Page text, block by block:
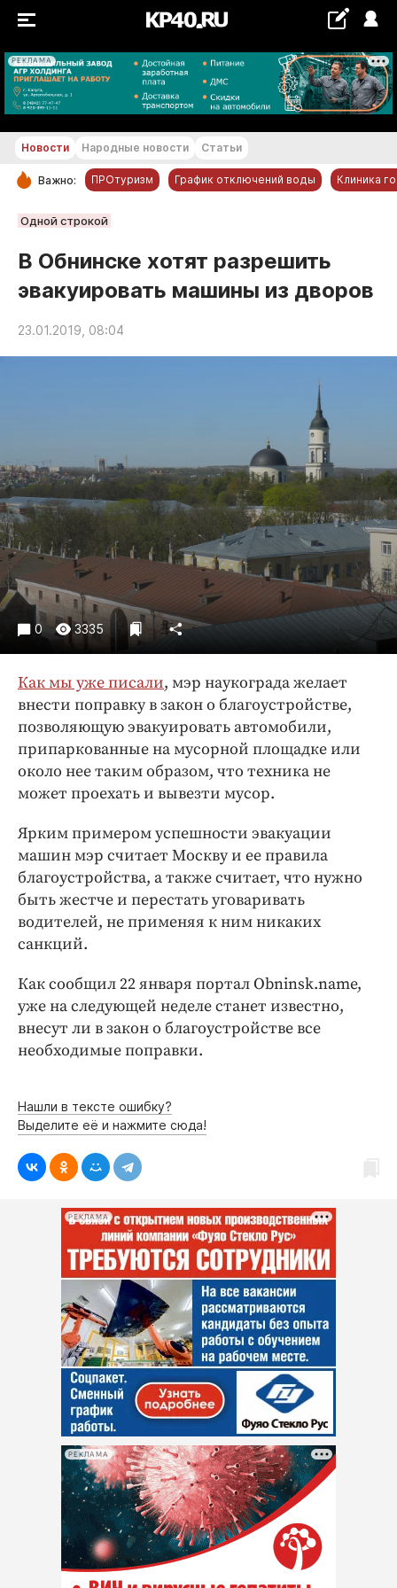
РЕКЛАМА
+22...+23 °С
РУБРИКИ
Обнинск
Статьи
Народные новости
Авто и транспорт
Недвижимость и ЖКХ
Образование
Общество
Погода
Праздники
Происшествия
Спорт
Экономика и бизнес
ПРОЕКТЫ
Издания
Медиаперсона
Интересное чтиво
Бренд года
Работодатель года
Новости Народные новости Статьи
Важно: ПРОтуризм График отключений воды Клиника
Одной строкой
В Обнинске хотят разрешить
эвакуировать машины из дворов
23.01.2019, 08:04
0 3335
Как мы уже писали, мэр наукограда желает
внести поправку в закон о благоустройстве,
позволяющую эвакуировать автомобили,
припаркованные на мусорной площадке или
около нее таким образом, что техника не
может проехать и вывезти мусор.
Ярким примером успешности эвакуации
машин мэр считает Москву и ее правила
благоустройства, а также считает, что нужно
быть жестче и перестать уговаривать
водителей, не применяя к ним никаких
санкций.
Как сообщил 22 января портал Obninsk.name,
уже на следующей неделе станет известно,
внесут ли в закон о благоустройстве все
необходимые поправки.
Нашли в тексте ошибку?
Выделите её и нажмите сюда!
РЕКЛАМА
РЕКЛАМА